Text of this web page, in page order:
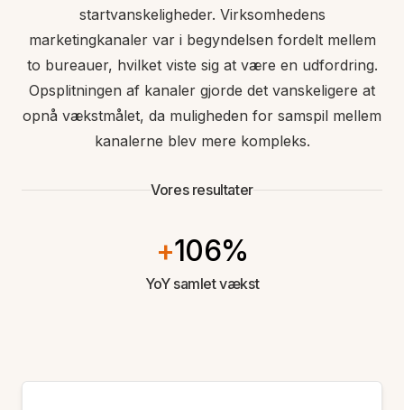
startvanskeligheder. Virksomhedens
marketingkanaler var i begyndelsen fordelt mellem
to bureauer, hvilket viste sig at være en udfordring.
Opsplitningen af kanaler gjorde det vanskeligere at
opnå vækstmålet, da muligheden for samspil mellem
kanalerne blev mere kompleks.
Vores resultater
+106%
YoY samlet vækst